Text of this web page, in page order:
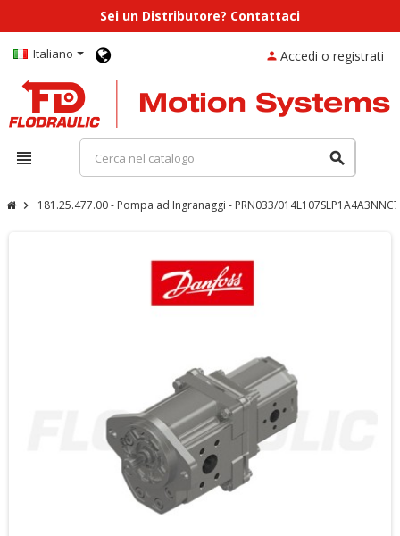
Sei un Distributore? Contattaci
Italiano
view_headline search
person Accedi o registrati
chevron_right 181.25.477.00 - Pompa ad Ingranaggi - PRN033/